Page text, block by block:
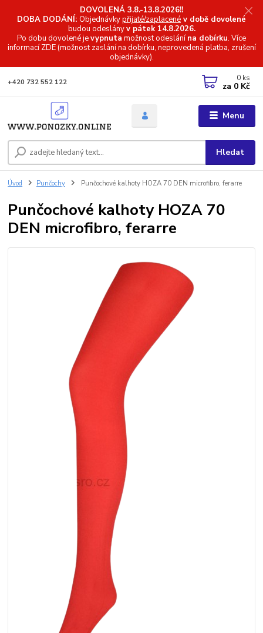
DOVOLENÁ 3.8.-13.8.2026!!
DOBA DODÁNÍ: Objednávkypřijaté/zaplacené v době dovolené
budou odeslányv pátek 14.8.2026.
Po dobu dovolené jevypnuta možnost odeslánína dobírku. Více
informacíZDE (možnost zaslání na dobírku, neprovedená platba, zrušení
objednávky).
Menu
Hledat
+420 732 552 122 0 ks
za 0 Kč
Úvod Punčochy Punčochové kalhoty HOZA 70 DEN microfibro, ferarre
Punčochové kalhoty HOZA 70
DEN microfibro, ferarre